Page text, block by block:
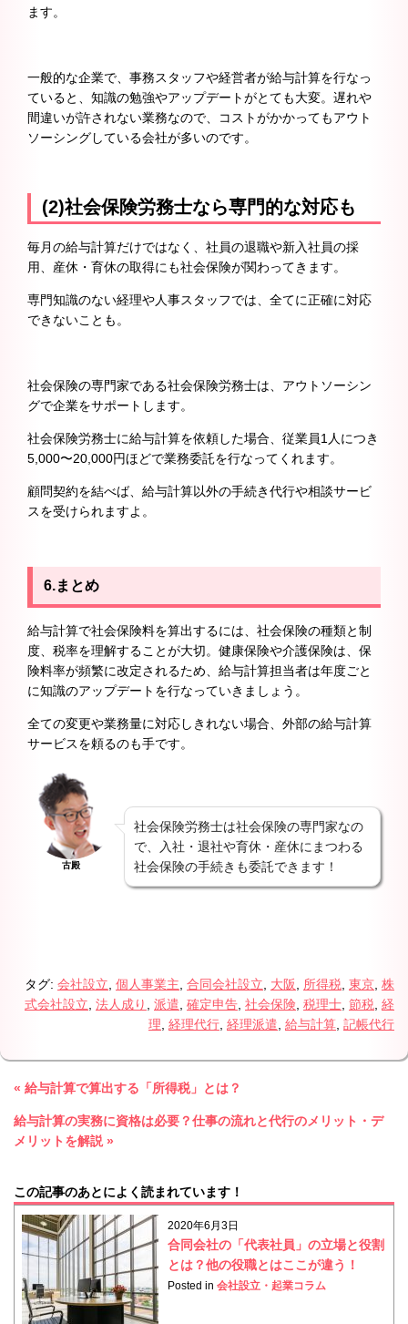
ます。
一般的な企業で、事務スタッフや経営者が給与計算を行なっ
ていると、知識の勉強やアップデートがとても大変。遅れや
間違いが許されない業務なので、コストがかかってもアウト
ソーシングしている会社が多いのです。
(2)社会保険労務士なら専門的な対応も
毎月の給与計算だけではなく、社員の退職や新入社員の採
用、産休・育休の取得にも社会保険が関わってきます。
専門知識のない経理や人事スタッフでは、全てに正確に対応
できないことも。
社会保険の専門家である社会保険労務士は、アウトソーシン
グで企業をサポートします。
社会保険労務士に給与計算を依頼した場合、従業員1人につき
5,000〜20,000円ほどで業務委託を行なってくれます。
顧問契約を結べば、給与計算以外の手続き代行や相談サービ
スを受けられますよ。
6.まとめ
給与計算で社会保険料を算出するには、社会保険の種類と制
度、税率を理解することが大切。健康保険や介護保険は、保
険料率が頻繁に改定されるため、給与計算担当者は年度ごと
に知識のアップデートを行なっていきましょう。
全ての変更や業務量に対応しきれない場合、外部の給与計算
サービスを頼るのも手です。
古殿
社会保険労務士は社会保険の専門家なの
で、入社・退社や育休・産休にまつわる
社会保険の手続きも委託できます！
タグ: 会社設立 個人事業主 合同会社設立 大阪 所得税 東京 株
式会社設立 法人成り 派遣 確定申告 社会保険 税理士 節税 経
理 経理代行 経理派遣 給与計算 記帳代行
« 給与計算で算出する「所得税」とは？
給与計算の実務に資格は必要？仕事の流れと代行のメリット・デ
メリットを解説 »
この記事のあとによく読まれています！
2020年6月3日
合同会社の「代表社員」の立場と役割
とは？他の役職とはここが違う！
Posted in会社設立・起業コラム